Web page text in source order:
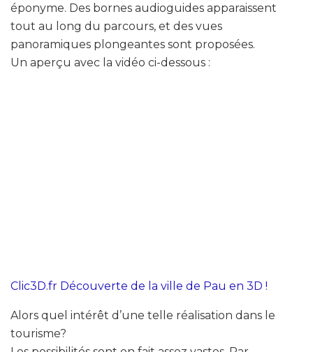
éponyme. Des bornes audioguides apparaissent
tout au long du parcours, et des vues
panoramiques plongeantes sont proposées.
Un aperçu avec la vidéo ci-dessous :
Clic3D.fr Découverte de la ville de Pau en 3D !
Alors quel intérêt d’une telle réalisation dans le
tourisme?